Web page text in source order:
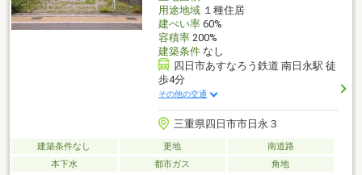
用途地域１種住居
建ぺい率60%
容積率200%
建築条件なし
四日市あすなろう鉄道 南日永駅 徒
歩4分
その他の交通
三重県四日市市日永３
建築条件なし 更地
南道路
本下水
都市ガス 角地